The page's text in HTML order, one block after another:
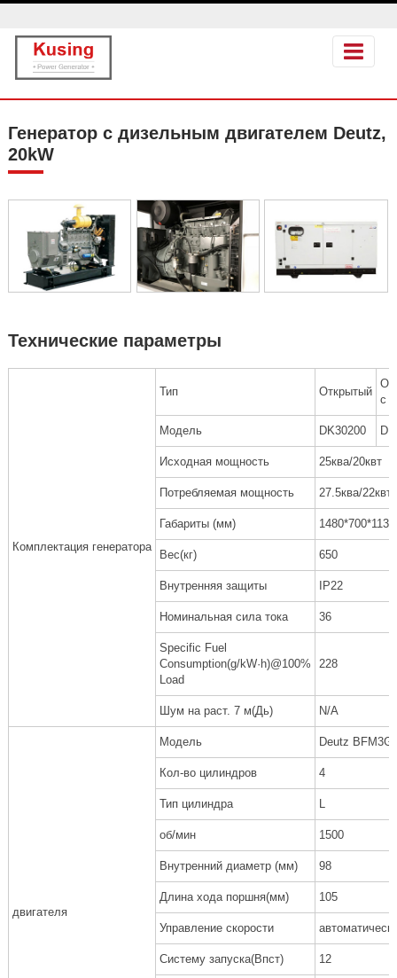
Генератор с дизельным двигателем Deutz,
20kW
Технические параметры
Комплектация генератора
Тип Открытый
с
Модель DK30200
Исходная мощность 25ква/20квт
Потребляемая мощность 27.5ква/22квт
Габариты (мм) 1480*700*1135
Вес(кг) 650
Внутренняя защиты IP22
Номинальная сила тока 36
Specific Fuel
Consumption(g/kW·h)@100%
Load
228
Шум на раст. 7 м(Дь) N/A
двигателя
Модель Deutz
Кол-во цилиндров 4
Тип цилиндра
об/мин 1500
Внутренний диаметр (мм) 98
Длина хода поршня(мм) 105
Управление скорости
Систему запуска(Впст) 12